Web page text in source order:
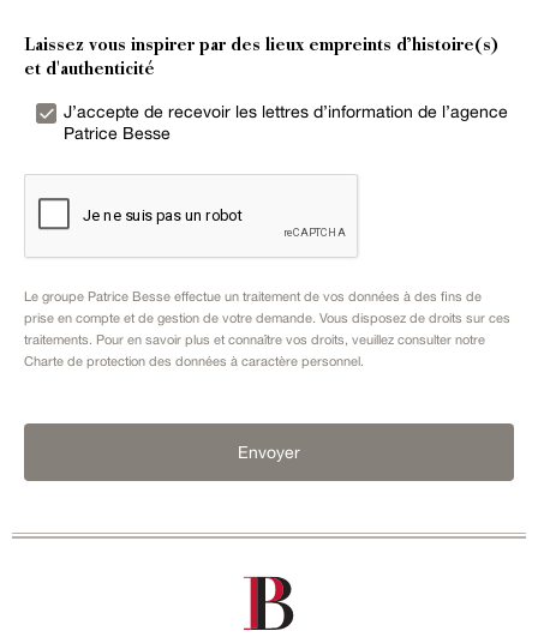
Laissez vous inspirer par des lieux empreints d’histoire(s)
et d'authenticité
J’accepte de recevoir les lettres d’information de l’agence
Patrice Besse
Le groupe Patrice Besse effectue un traitement de vos données à des fins de
prise en compte et de gestion de votre demande. Vous disposez de droits sur ces
traitements. Pour en savoir plus et connaître vos droits, veuillez consulter notre
Charte de protection des données à caractère personnel.
Envoyer